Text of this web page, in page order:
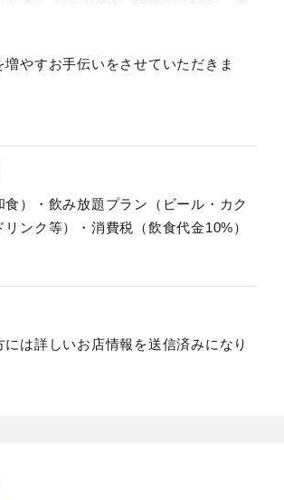
増やすお手伝いをさせていただきま
食）・飲み放題プラン（ビール・カク
ンク等）・消費税（飲食代金10%）
は詳しいお店情報を送信済みになり